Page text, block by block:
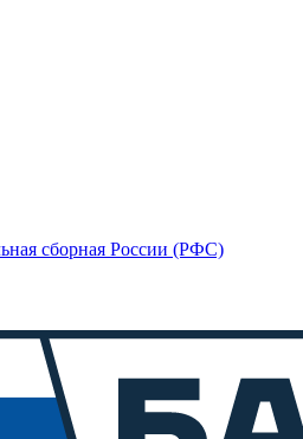
сборная России (РФС)